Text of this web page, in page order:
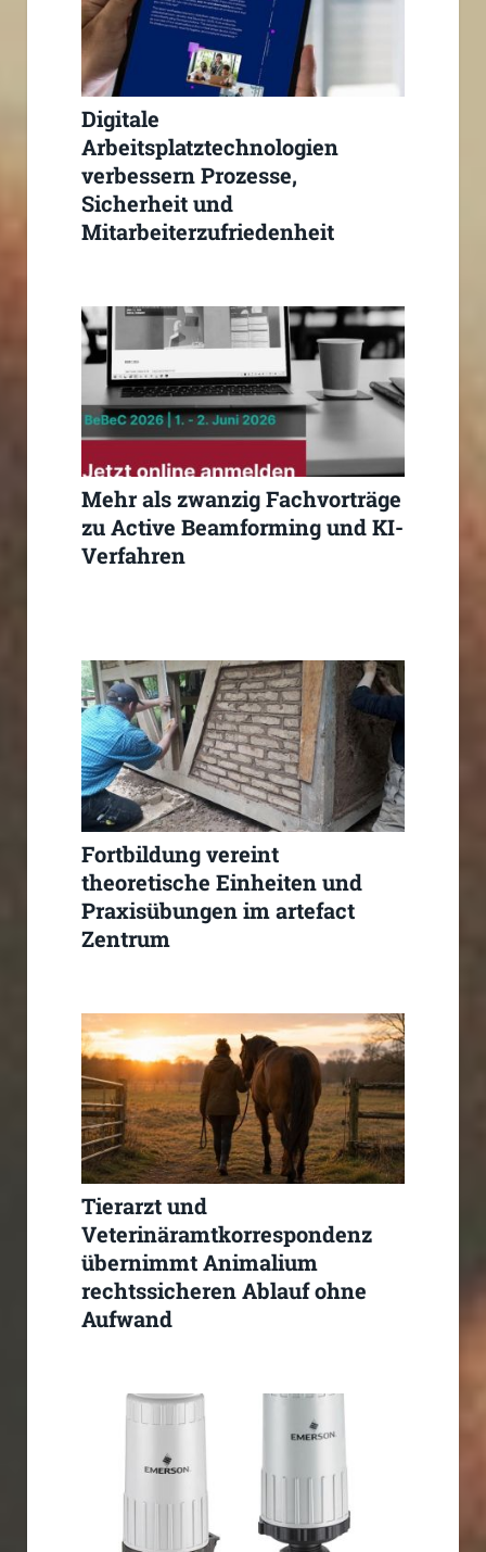
Digitale
Arbeitsplatztechnologien
verbessern Prozesse,
Sicherheit und
Mitarbeiterzufriedenheit
Mehr als zwanzig Fachvorträge
zu Active Beamforming und KI-
Verfahren
Fortbildung vereint
theoretische Einheiten und
Praxisübungen im artefact
Zentrum
Tierarzt und
Veterinäramtkorrespondenz
übernimmt Animalium
rechtssicheren Ablauf ohne
Aufwand